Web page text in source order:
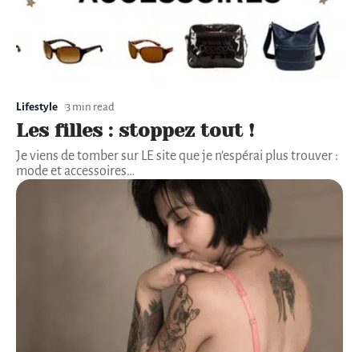
Lifestyle 3 min read
Les filles : stoppez tout !
Je viens de tomber sur LE site que je n’espérai plus trouver :
mode et accessoires…